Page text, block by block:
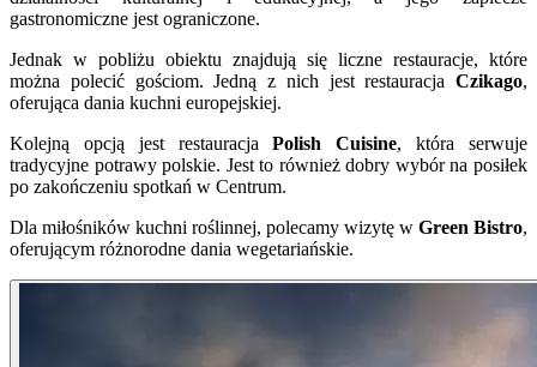
gastronomiczne jest ograniczone.
Jednak w pobliżu obiektu znajdują się liczne restauracje, które
można polecić gościom. Jedną z nich jest restauracja Czikago,
oferująca dania kuchni europejskiej.
Kolejną opcją jest restauracjaPolish Cuisine, która serwuje
tradycyjne potrawy polskie. Jest to również dobry wybór na posiłek
po zakończeniu spotkań w Centrum.
Dla miłośników kuchni roślinnej, polecamy wizytę w Green Bistro,
oferującym różnorodne dania wegetariańskie.